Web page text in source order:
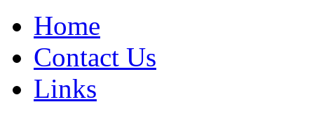
Home
Contact Us
Links